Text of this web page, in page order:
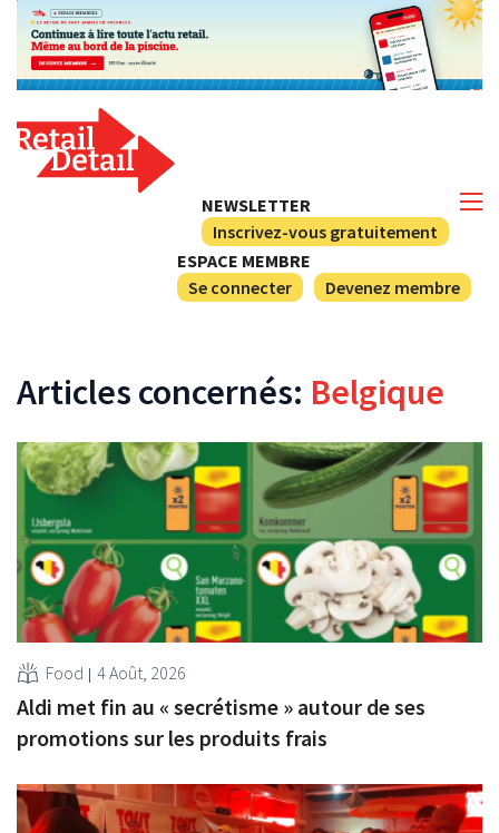
NEWSLETTER
Inscrivez-vous gratuitement
ESPACE MEMBRE
Se connecter
Devenez membre
Articles concernés: Belgique
Food 4 Août, 2026
Aldi met fin au « secrétisme » autour de ses
promotions sur les produits frais